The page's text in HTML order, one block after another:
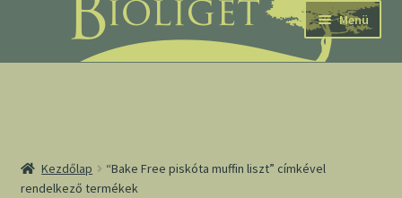
navigációhoz
tartalomba
Menü
Kezdőlap
“Bake Free piskóta muffin liszt” címkével
rendelkező termékek